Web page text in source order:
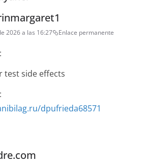
2026 a las 16:27 Enlace permanente
test side effects
dpufrieda68571